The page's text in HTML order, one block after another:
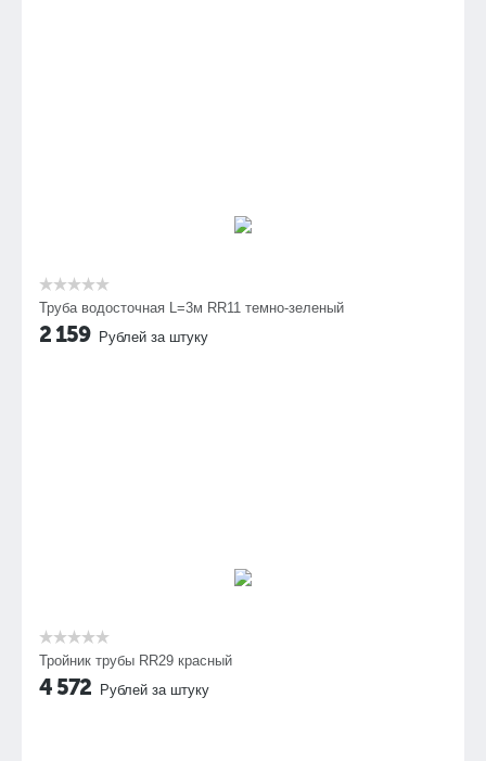
Труба водосточная L=3м RR11 темно-зеленый
2 159 Рублей за штуку
Тройник трубы RR29 красный
4 572 Рублей за штуку